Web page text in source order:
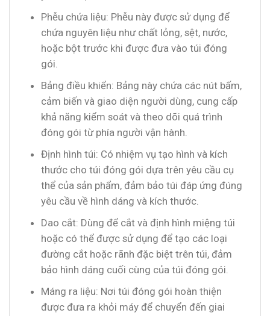
Phễu chứa liệu: Phễu này được sử dụng để
chứa nguyên liệu như chất lỏng, sệt, nước,
hoặc bột trước khi được đưa vào túi đóng
gói.
Bảng điều khiển: Bảng này chứa các nút bấm,
cảm biến và giao diện người dùng, cung cấp
khả năng kiểm soát và theo dõi quá trình
đóng gói từ phía người vận hành.
Định hình túi: Có nhiệm vụ tạo hình và kích
thước cho túi đóng gói dựa trên yêu cầu cụ
thể của sản phẩm, đảm bảo túi đáp ứng đúng
yêu cầu về hình dáng và kích thước.
Dao cắt: Dùng để cắt và định hình miệng túi
hoặc có thể được sử dụng để tạo các loại
đường cắt hoặc rãnh đặc biệt trên túi, đảm
bảo hình dáng cuối cùng của túi đóng gói.
Máng ra liệu: Nơi túi đóng gói hoàn thiện
được đưa ra khỏi máy để chuyển đến giai